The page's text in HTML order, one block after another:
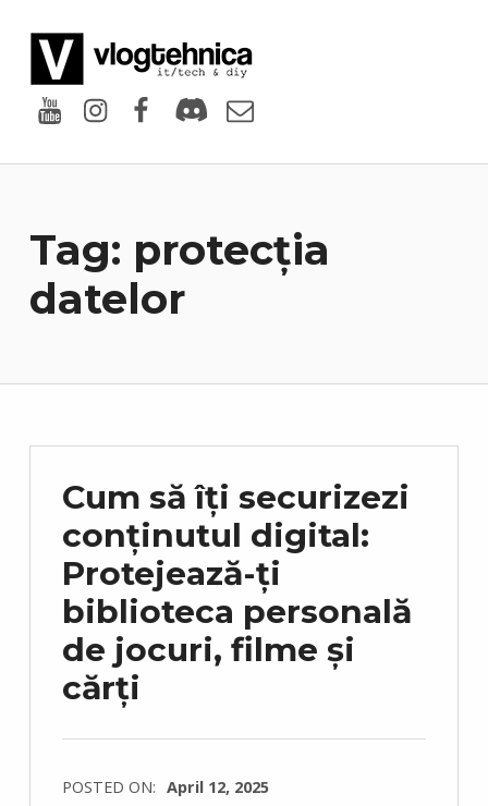
YoutubeInstagram
Facebook
DiscordEmail
Tag: protecția
datelor
Cum să îți securizezi
conținutul digital:
Protejează-ți
biblioteca personală
de jocuri, filme și
cărți
POSTED ON: April 12, 2025